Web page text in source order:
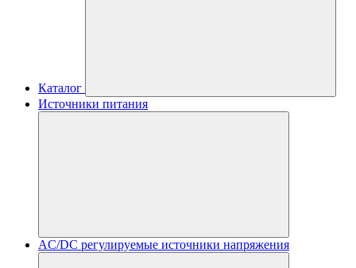
Каталог
Источники питания
AC/DC регулируемые источники напряжения